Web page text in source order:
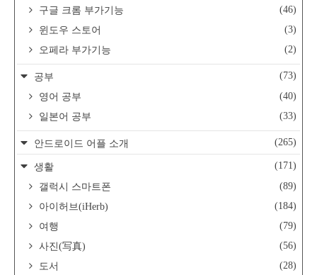
구글 크롬 부가기능
(46)
윈도우 스토어
(3)
오페라 부가기능
(2)
공부
(73)
영어 공부
(40)
일본어 공부
(33)
안드로이드 어플 소개 (265)
생활
(171)
갤럭시 스마트폰
(89)
아이허브(iHerb)
(184)
여행
(79)
사진(写真)
(56)
도서
(28)